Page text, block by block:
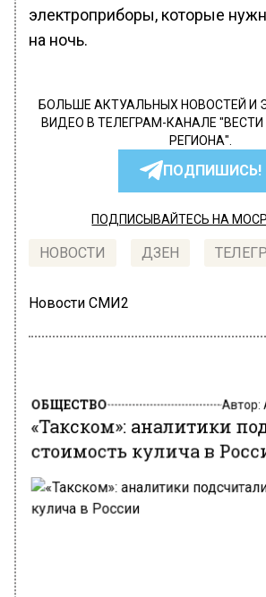
электроприборы, которые
на ночь.
БОЛЬШЕ АКТУАЛЬНЫХ НОВОСТЕЙ И
ВИДЕО В ТЕЛЕГРАМ-КАНАЛЕ
РЕГИОНА".
ПОДПИШИСЬ!
ПОДПИСЫВАЙТЕСЬ НА
НОВОСТИ ДЗЕН
Новости СМИ2
ОБЩЕСТВО Автор:
«Такском»: аналитики
стоимость кулича в